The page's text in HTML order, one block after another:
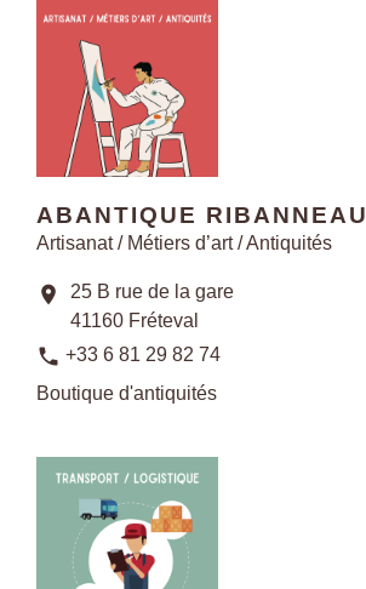
ABANTIQUE RIBANNEAU
Artisanat / Métiers d’art / Antiquités
location_on
25 B rue de la gare
41160 Fréteval
phone +33 6 81 29 82 74
Boutique d'antiquités